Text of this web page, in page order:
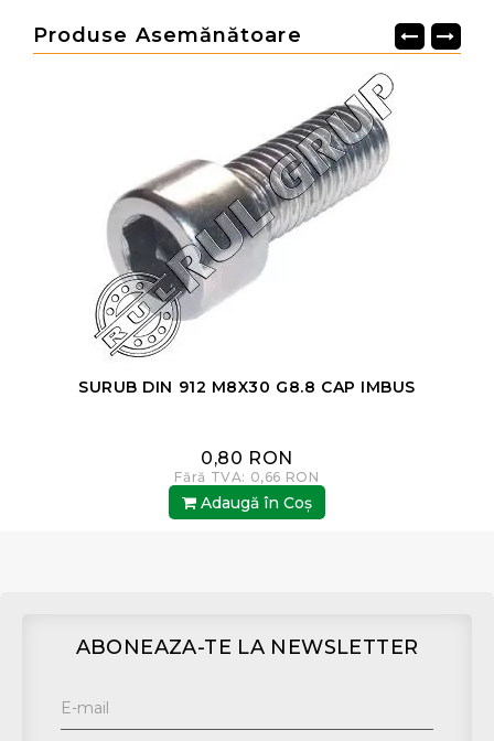
Produse Asemănătoare
SURUB DIN 912 M8X30 G8.8 CAP IMBUS
0,80 RON
Fără TVA: 0,66 RON
Adaugă în Coş
ABONEAZA-TE LA NEWSLETTER